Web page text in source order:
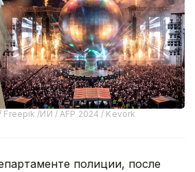
Freepik /ИИ / AFP 2024 / Kevork
полиции, после